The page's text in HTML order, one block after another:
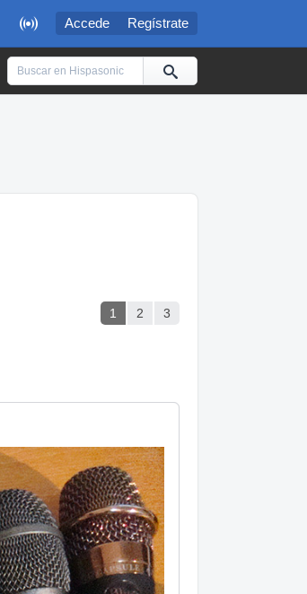
 Accede Regístrate
1 2 3